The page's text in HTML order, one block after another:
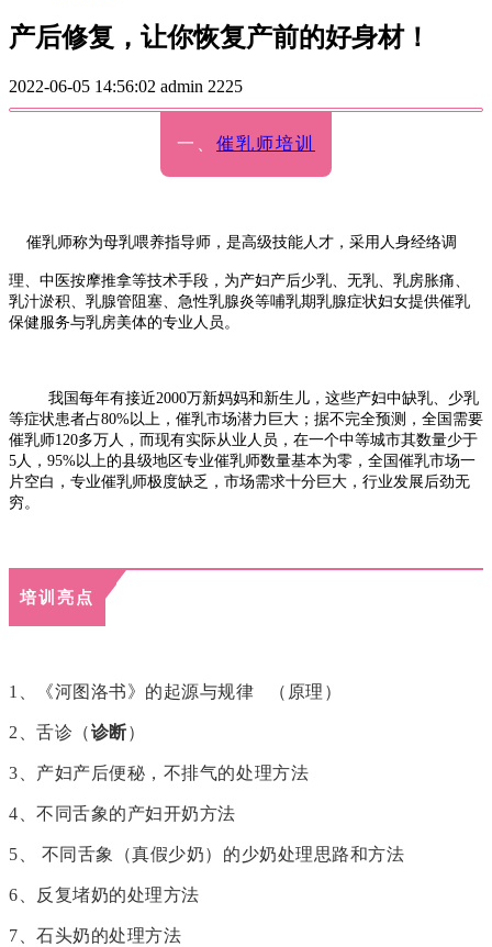
产后修复，让你恢复产前的好身材！
2022-06-05 14:56:02 admin 2225
一、 催乳师培训
催乳师称为母乳喂养指导师，是高级技能人才，采用人身经络调
理、中医按摩推拿等技术手段，为产妇产后少乳、无乳、乳房胀痛、
乳汁淤积、乳腺管阻塞、急性乳腺炎等哺乳期乳腺症状妇女提供催乳
保健服务与乳房美体的专业人员。
我国每年有接近2000万新妈妈和新生儿，这些产妇中缺乳、少乳
等症状患者占80%以上，催乳市场潜力巨大；据不完全预测，全国需要
催乳师120多万人，而现有实际从业人员，在一个中等城市其数量少于
5人，95%以上的县级地区专业催乳师数量基本为零，全国催乳市场一
片空白，专业催乳师极度缺乏，市场需求十分巨大，行业发展后劲无
穷。
培训亮点
1、《河图洛书》的起源与规律 （原理）
2、舌诊（诊断）
3、产妇产后便秘，不排气的处理方法
4、不同舌象的产妇开奶方法
5、 不同舌象（真假少奶）的少奶处理思路和方法
6、反复堵奶的处理方法
7、石头奶的处理方法